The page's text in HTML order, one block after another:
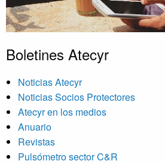
Boletines Atecyr
Noticias Atecyr
Noticias Socios Protectores
Atecyr en los medios
Anuario
Revistas
Pulsómetro sector C&R